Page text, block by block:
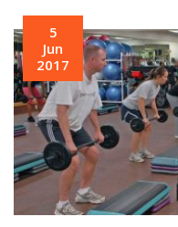
5
Jun
2017